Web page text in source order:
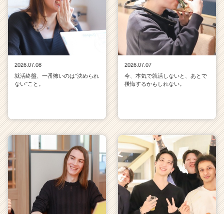
2026.07.08
就活終盤、一番怖いのは"決められ
ない"こと。
2026.07.07
今、本気で就活しないと、あとで
後悔するかもしれない。